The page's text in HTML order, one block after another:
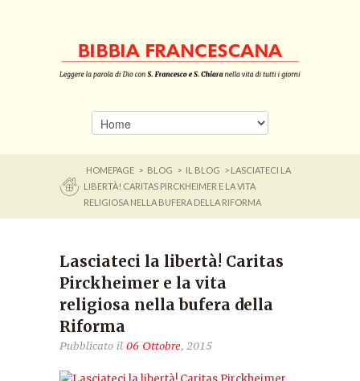
HOMEPAGE > BLOG > IL BLOG
> LASCIATECI LA
LIBERTÀ! CARITAS PIRCKHEIMER E LA VITA
RELIGIOSA NELLA BUFERA DELLA RIFORMA
Lasciateci la libertà! Caritas
Pirckheimer e la vita
religiosa nella bufera della
Riforma
Pubblicato il 06 Ottobre, 2015